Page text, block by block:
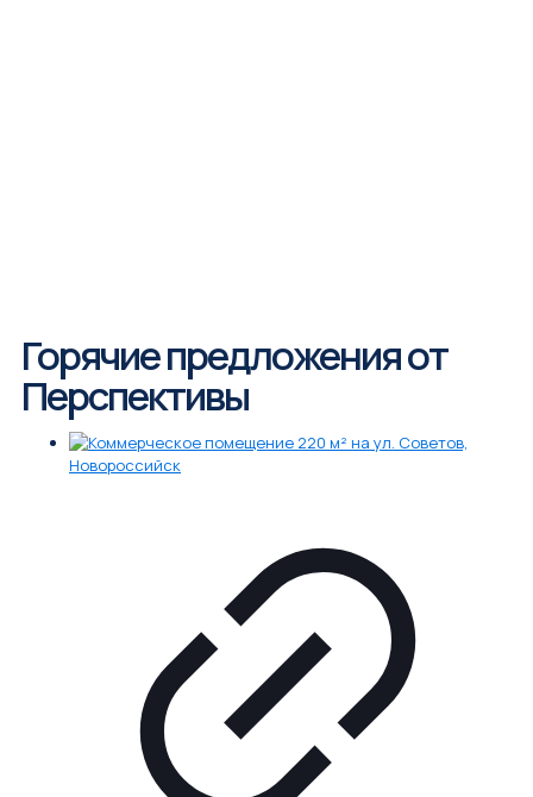
Горячие предложения от
Перспективы